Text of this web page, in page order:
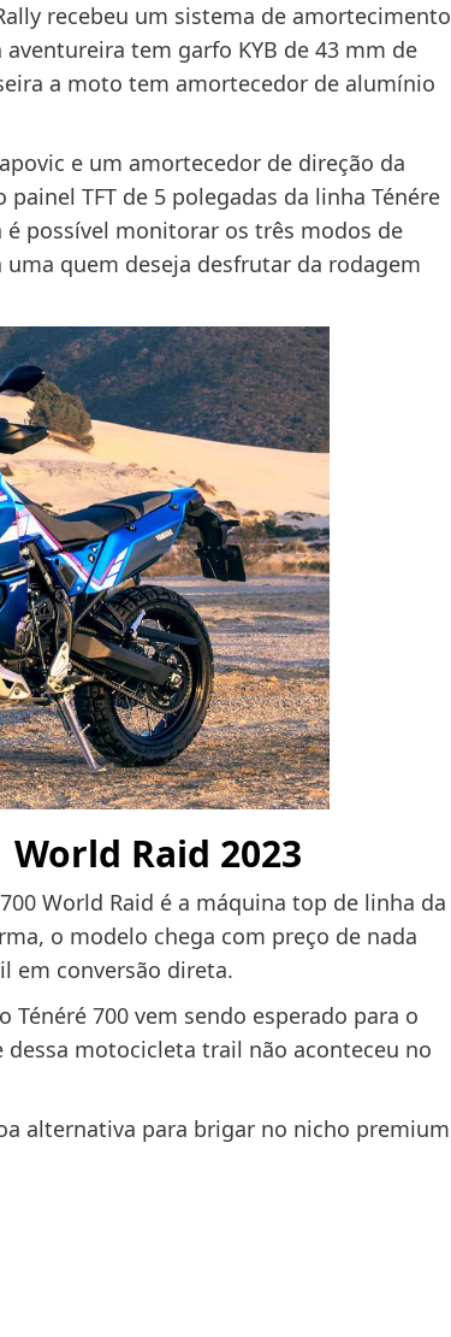
recebeu um sistema de amortecimento
tem garfo KYB de 43 mm de
a moto tem amortecedor de alumínio
e um amortecedor de direção da
TFT de 5 polegadas da linha Ténére
possível monitorar os três modos de
quem deseja desfrutar da rodagem
Raid 2023
World Raid é a máquina top de linha da
o modelo chega com preço de nada
em conversão direta.
700 vem sendo esperado para o
motocicleta trail não aconteceu no
alternativa para brigar no nicho premium